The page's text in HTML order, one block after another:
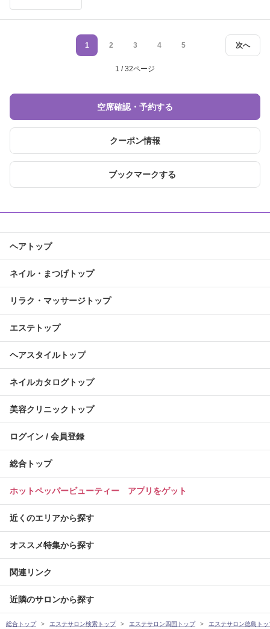
次へ
1 2 3 4 5
1 / 32ページ
空席確認・予約する
クーポン情報
ブックマークする
ヘアトップ
ネイル・まつげトップ
リラク・マッサージトップ
エステトップ
ヘアスタイルトップ
ネイルカタログトップ
美容クリニックトップ
ログイン / 会員登録
総合トップ
ホットペッパービューティー アプリをゲット
近くのエリアから探す
オススメ特集から探す
関連リンク
近隣のサロンから探す
総合トップ エステサロン検索トップ エステサロン四国トップ エステサロン徳島トッ